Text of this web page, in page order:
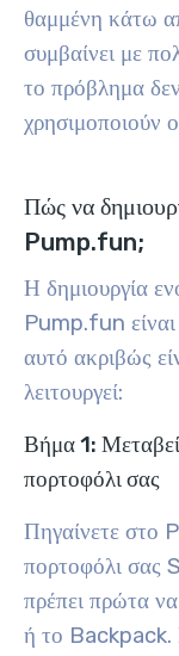
θαμμένη κάτω
συμβαίνει με
το πρόβλημα
χρησιμοποιούν
Πώς να
Pump.fun;
Η δημιουργία
Pump.fun είναι
αυτό ακριβώς
λειτουργεί:
Βήμα 1:
πορτοφόλι σας
Πηγαίνετε στο
πορτοφόλι σας
πρέπει πρώτα
ή το Backpack.